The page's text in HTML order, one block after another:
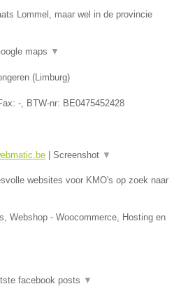
Lommel, maar wel in de provincie
maps ▼
(Limburg)
-, BTW-nr: BE0475452428
Screenshot ▼
websites voor KMO's op zoek naar
Webshop - Woocommerce, Hosting en
facebook posts ▼